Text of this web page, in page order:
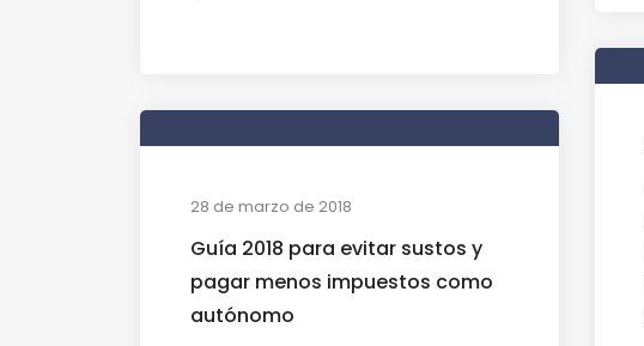
28 de marzo de 2018
Guía 2018 para evitar sustos y
pagar menos impuestos como
autónomo